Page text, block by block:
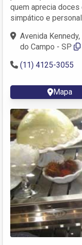
quem aprecia
simpático e
Avenida
do Campo - SP
(11) 4125-3055
Mapa